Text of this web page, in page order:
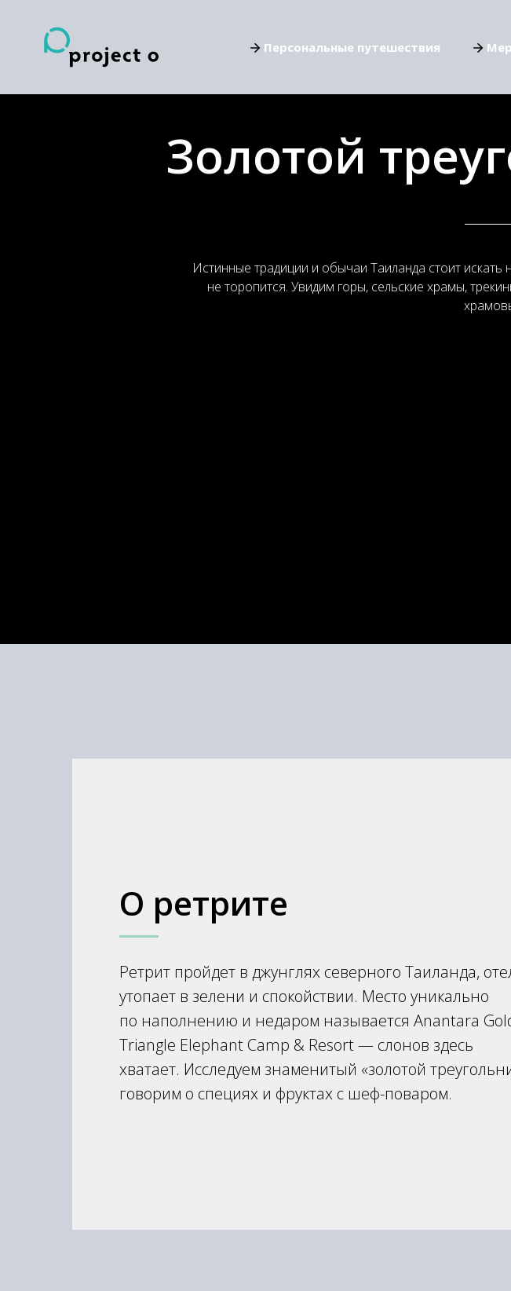
Персональные путешествия
Золотой
Истинные традиции и обычаи Таиланда стоит
не торопится. Увидим горы, сельские храмы,
О ретрите
Ретрит пройдет в джунглях северного Таиланда,
утопает в зелени и спокойствии. Место уникально
по наполнению и недаром называется Anantara
Triangle Elephant Camp & Resort — слонов здесь
хватает. Исследуем знаменитый «золотой
говорим о специях и фруктах с шеф-поваром.